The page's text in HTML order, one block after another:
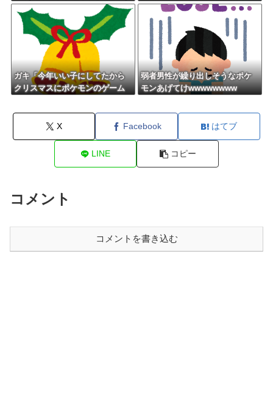
ガキ「今年いい子にしてたから
クリスマスにポケモンのゲーム
弱者男性が繰り出しそうなポケ
モンあげてけwwwwwwww
X Facebook はてブ
LINE コピー
コメント
コメントを書き込む